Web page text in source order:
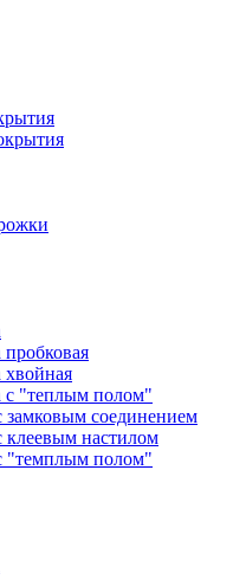
хвойная
с "теплым полом"
соединением
настилом
полом"